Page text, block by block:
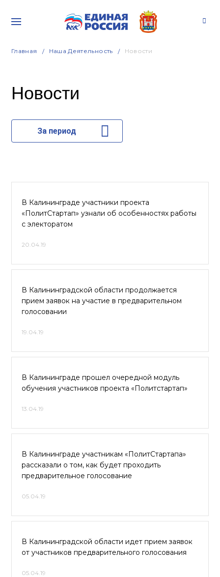
Главная Наша Деятельность Новости
Новости
За период
В Калининграде участники проекта
«ПолитСтартап» узнали об особенностях работы
с электоратом
20.04.19
В Калининградской области продолжается
прием заявок на участие в предварительном
голосовании
19.04.19
В Калининграде прошел очередной модуль
обучения участников проекта «Политстартап»
13.04.19
В Калининграде участникам «ПолитСтартапа»
рассказали о том, как будет проходить
предварительное голосование
05.04.19
В Калининградской области идет прием заявок
от участников предварительного голосования
05.04.19